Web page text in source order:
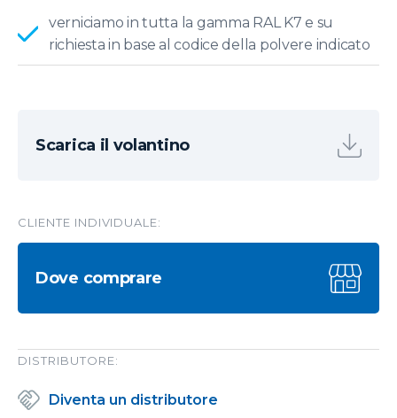
verniciamo in tutta la gamma RAL K7 e su
richiesta in base al codice della polvere indicato
Scarica il volantino
CLIENTE INDIVIDUALE:
Dove comprare
DISTRIBUTORE:
Diventa un distributore